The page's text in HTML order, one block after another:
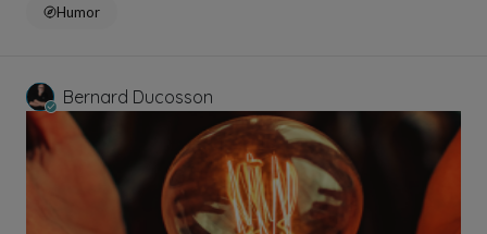
Humor
Bernard Ducosson